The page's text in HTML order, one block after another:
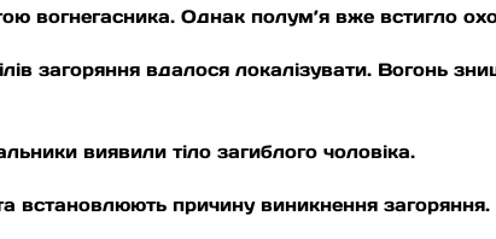
вогнегасника. Однак полум’я вже встигло
загоряння вдалося локалізувати. Вогонь
виявили тіло загиблого чоловіка.
встановлюють причину виникнення загоряння.